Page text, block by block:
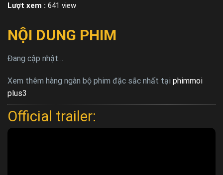
Lượt xem : 641 view
NỘI DUNG PHIM
Đang cập nhật…
Xem thêm hàng ngàn bộ phim đặc sắc nhất tại phimmoi
plus3
Official trailer: